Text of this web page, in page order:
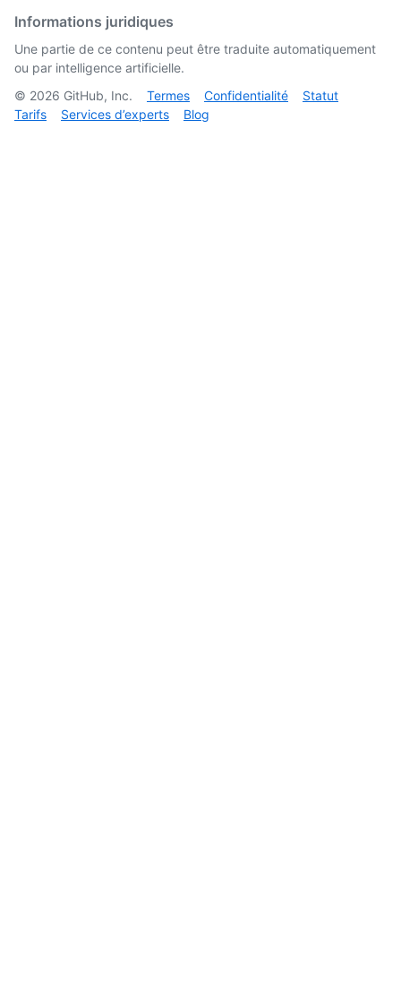
Informations juridiques
Une partie de ce contenu peut être traduite automatiquement
ou par intelligence artificielle.
© 2026 GitHub, Inc. Termes Confidentialité
Statut
Tarifs
Services d’experts Blog